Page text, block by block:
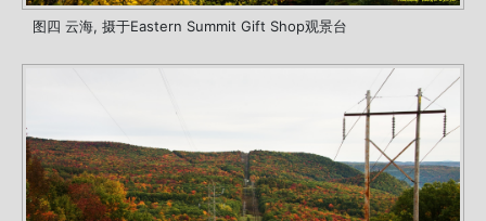
图四 云海, 摄于Eastern Summit Gift Shop观景台